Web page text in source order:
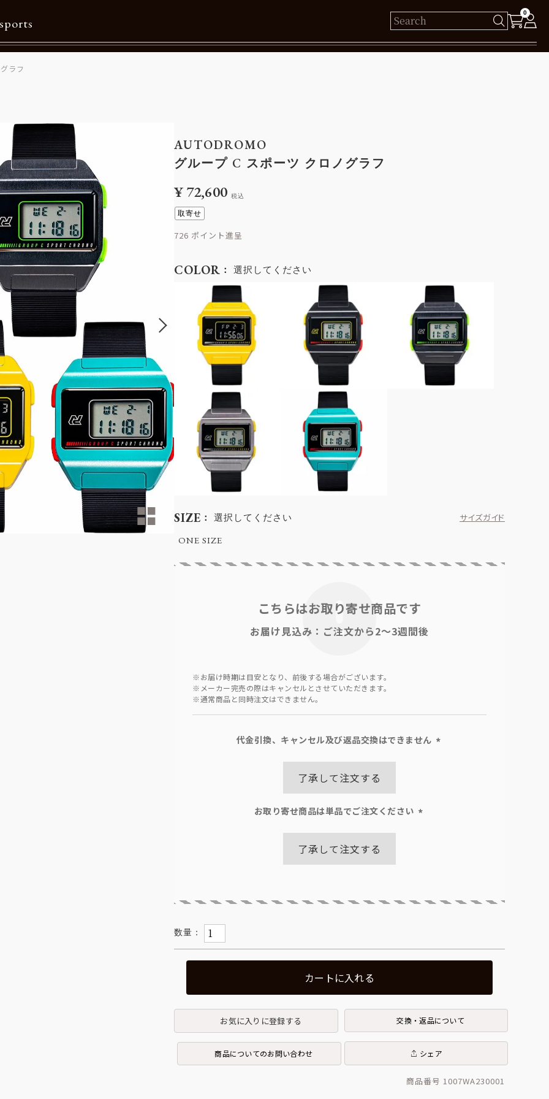
0
メルマガ購読
リクルート
ラフ
イエロー
AUTODROMO
グループ C スポーツ クロノグラフ
¥72,600 税込
取寄せ
726
SIZE 選択してください
サイズガイド
ONE SIZE
COLOR 選択してください
こちらはお取り寄せ商品です
お届け見込み：ご注文から2～3週間後
※お届け時期は目安となり、前後する場合がございます。
※メーカー完売の際はキャンセルとさせていただきます。
※通常商品と同時注文はできません。
代金引換、キャンセル及び返品交換はできません
了承して注文する
お取り寄せ商品は単品でご注文ください
了承して注文する
カートに入れる
お気に入りに登録する 交換・返品について
商品についてのお問い合わせ シェア
商品番号 1007WA230001